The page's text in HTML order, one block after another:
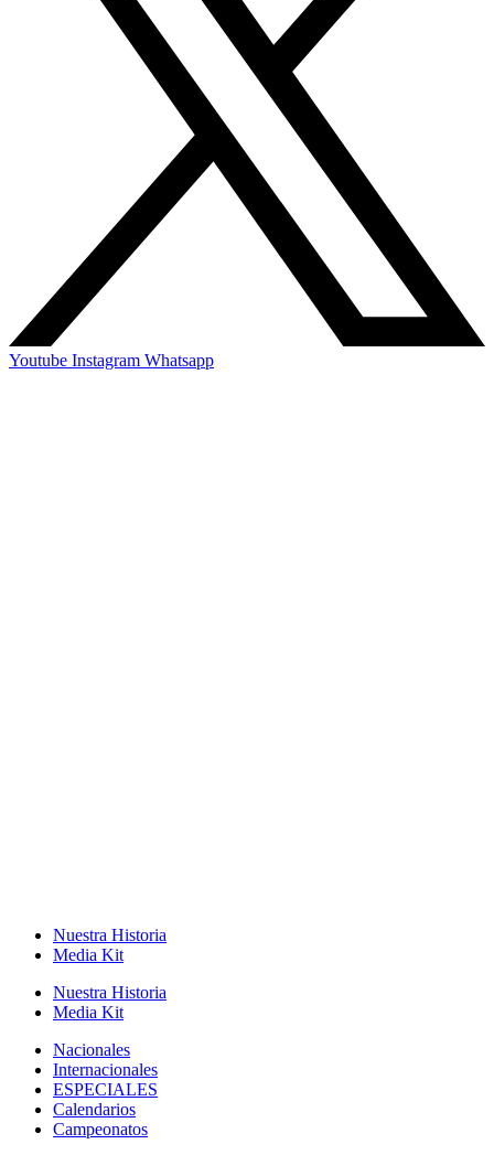
Youtube Instagram Whatsapp
Nuestra Historia
Media Kit
Nuestra Historia
Media Kit
Nacionales
Internacionales
ESPECIALES
Calendarios
Campeonatos